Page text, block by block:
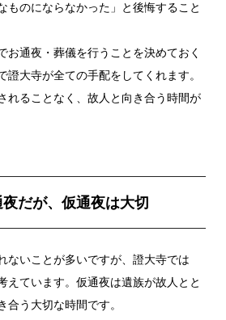
ものにならなかった」と後悔すること
お通夜・葬儀を行うことを決めておく
證大寺が全ての手配をしてくれます。
れることなく、故人と向き合う時間が
だが、仮通夜は大切
ないことが多いですが、證大寺では
えています。仮通夜は遺族が故人とと
合う大切な時間です。